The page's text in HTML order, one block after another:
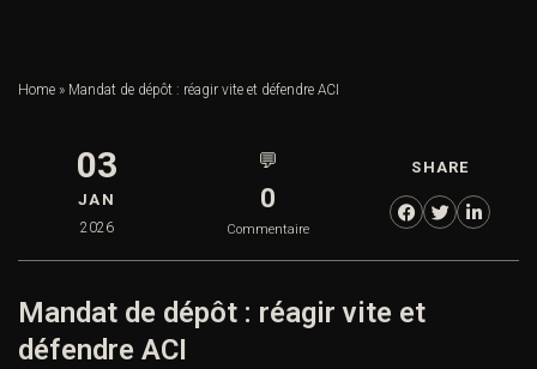
Home » Mandat de dépôt : réagir vite et défendre ACI
03
JAN
2026
💬
0
Commentaire
SHARE
Mandat de dépôt : réagir vite et
défendre ACI